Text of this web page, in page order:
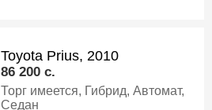
Toyota Prius, 2010
86 200 c.
Торг имеется, Гибрид, Автомат,
Седан